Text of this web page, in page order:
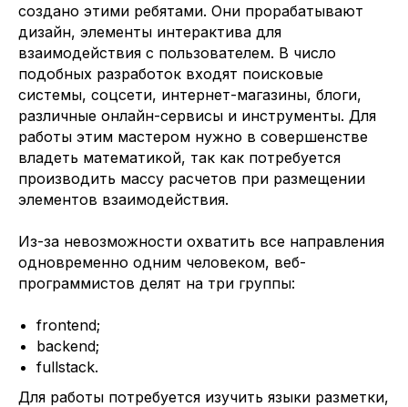
создано этими ребятами. Они прорабатывают
дизайн, элементы интерактива для
взаимодействия с пользователем. В число
подобных разработок входят поисковые
системы, соцсети, интернет-магазины, блоги,
различные онлайн-сервисы и инструменты. Для
работы этим мастером нужно в совершенстве
владеть математикой, так как потребуется
производить массу расчетов при размещении
элементов взаимодействия.
Из-за невозможности охватить все направления
одновременно одним человеком, веб-
программистов делят на три группы:
frontend;
backend;
fullstack.
Для работы потребуется изучить языки разметки,